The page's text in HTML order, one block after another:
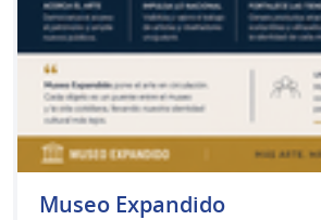
Museo Expandido